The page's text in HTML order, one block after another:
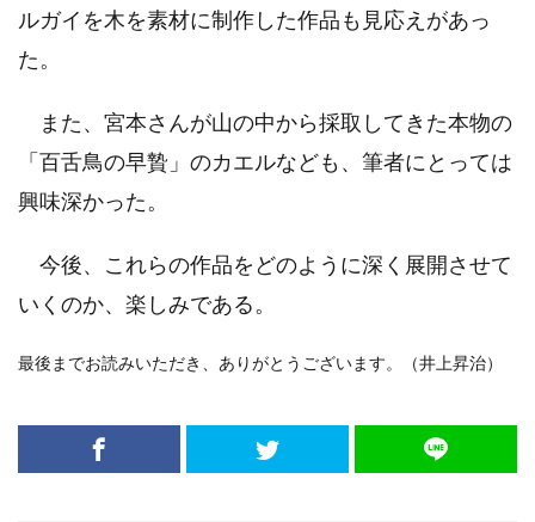
ルガイを木を素材に制作した作品も見応えがあっ
た。
また、宮本さんが山の中から採取してきた本物の
「百舌鳥の早贄」のカエルなども、筆者にとっては
興味深かった。
今後、これらの作品をどのように深く展開させて
いくのか、楽しみである。
最後までお読みいただき、ありがとうございます。（井上昇治）